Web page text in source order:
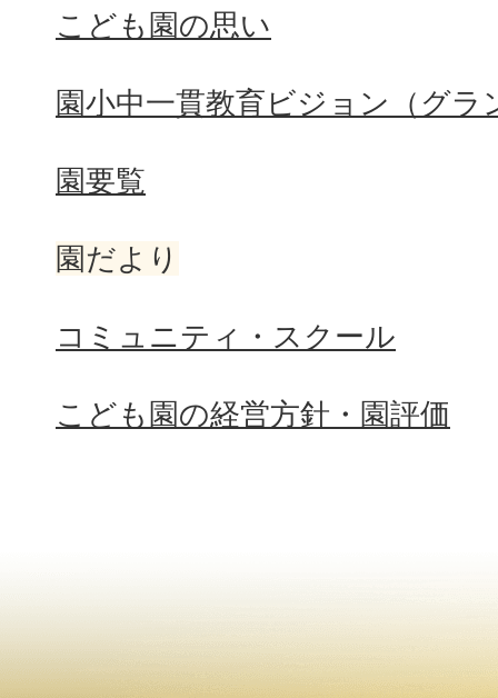
こども園の思い
園小中一貫教育ビジョン（グラ
園要覧
園だより
コミュニティ・スクール
こども園の経営方針・園評価